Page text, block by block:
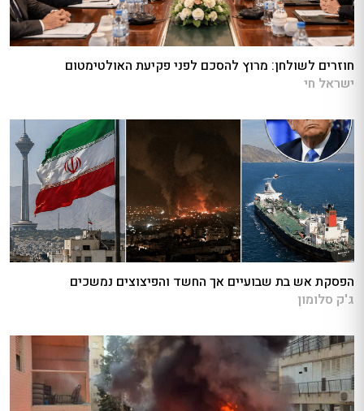
חוזרים לשולחן: מרוץ להסכם לפני פקיעת האולטימטום
ישראל חי
הפסקת אש בת שבועיים אך החשד והפיצוצים נמשכים
ג'ק סלומון